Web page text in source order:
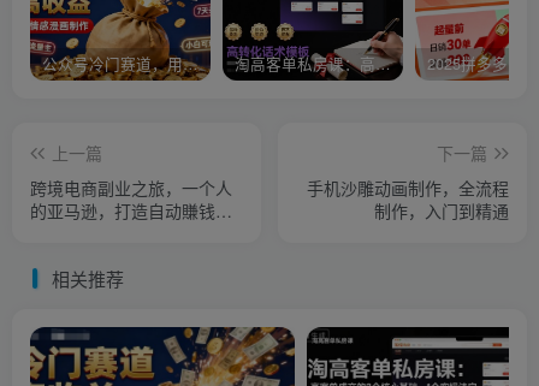
公众号冷门赛道，用AI做情感漫画，7天开通流量主，操作简单，小白可玩 淘高客单私房课：高客单成交的3个核心基础，1个实操法宝
上一篇
跨境电商副业之旅，一个人
的亚马逊，打造自动賺钱小
下一篇
手机沙雕动画制作，全流程
制作，入门到精通
相关推荐